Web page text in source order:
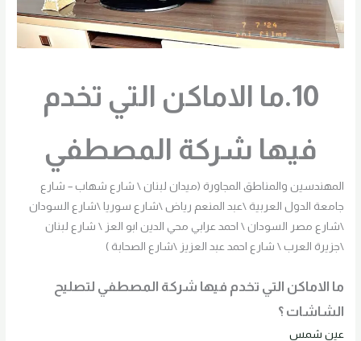
10.ما الاماكن التي تخدم
فيها شركة المصطفي
المهندسين والمناطق المجاورة (ميدان لبنان \ شارع شهاب – شارع
جامعة الدول العربية \عبد المنعم رياض \شارع سوريا \شارع السودان
\شارع مصر السودان \ احمد عرابي محي الدين ابو العز \ شارع لبنان
\جزيرة العرب \ شارع احمد عبد العزيز \شارع الصحابة )
ما الاماكن التي تخدم فيها شركة المصطفي لتصليح
الشاشات ؟
عين شمس